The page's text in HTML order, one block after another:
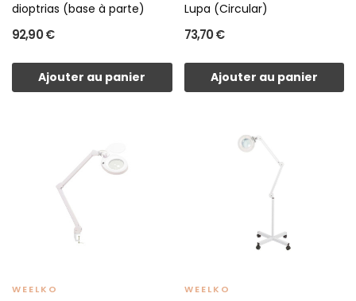
dioptrias (base à parte)
92,90 €
Ajouter au panier
Lupa (Circular)
73,70 €
Ajouter au panier
WEELKO WEELKO